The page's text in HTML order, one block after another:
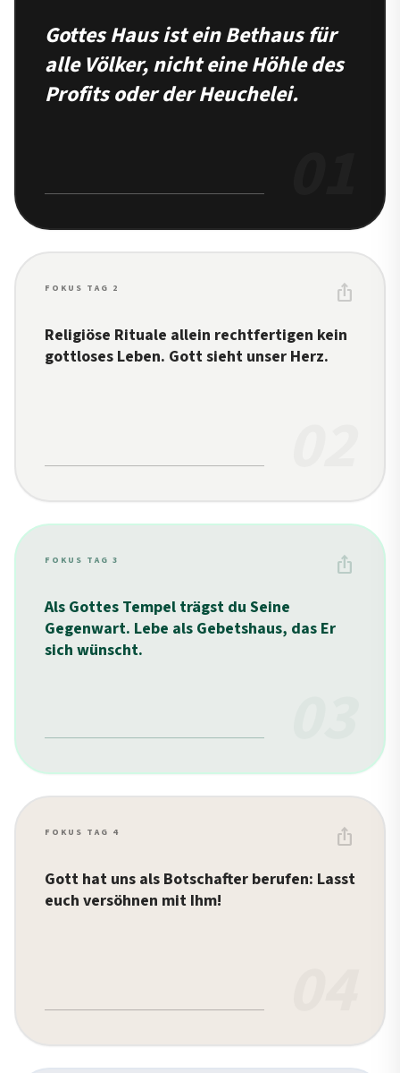
Gottes Haus ist ein Bethaus für
alle Völker, nicht eine Höhle des
Profits oder der Heuchelei.
FOKUS TAG 2 ios_share
Religiöse Rituale allein rechtfertigen kein
gottloses Leben. Gott sieht unser Herz.
FOKUS TAG 3 ios_share
Als Gottes Tempel trägst du Seine
Gegenwart. Lebe als Gebetshaus, das Er
sich wünscht.
FOKUS TAG 4 ios_share
Gott hat uns als Botschafter berufen: Lasst
euch versöhnen mit Ihm!